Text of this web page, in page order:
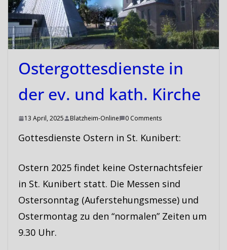
Ostergottesdienste in
der ev. und kath. Kirche
13 April, 2025 Blatzheim-Online 0 Comments
Gottesdienste Ostern in St. Kunibert:
Ostern 2025 findet keine Osternachtsfeier
in St. Kunibert statt. Die Messen sind
Ostersonntag (Auferstehungsmesse) und
Ostermontag zu den “normalen” Zeiten um
9.30 Uhr.